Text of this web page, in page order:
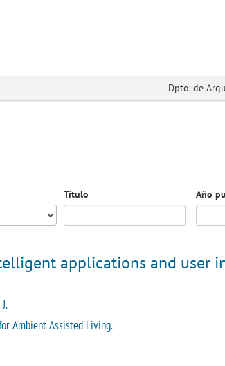
Dpto. de
Título Año
applications and user
Ambient Assisted Living.